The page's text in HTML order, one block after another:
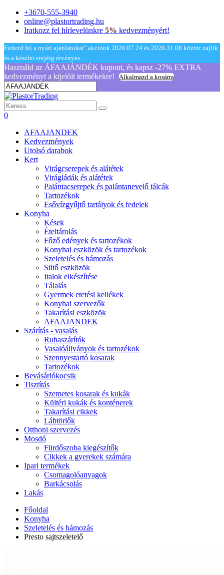
+3670-555-3940
online@plastortrading.hu
Iratkozz fel hírlevelünkre 5% kedvezményért!
Fedezd fel a nyári ajánlatokat" akciónk 2026.07.24 és 2026.31.08 között zajlik
és a készlet erejéig érvényes.
Használd az ÁFAAJÁNDÉK kupont, és kapsz -27% EXTRA
kedvezményt a kijelölt termékekre!
Alkalmazd a kosárra
0
AFAAJANDEK
Kedvezmények
Utolsó darabok
Kert
Virágcserepek és alátétek
Virágládák és alátétek
Palántacserepek és palántanevelő tálcák
Tartozékok
Esővízgyűjtő tartályok és fedelek
Konyha
Kések
Ételtárolás
Főző edények és tartozékok
Konyhai eszközök és tartozékok
Szeletelés és hámozás
Sütő eszközök
Italok elkészítése
Tálalás
Gyermek etetési kellékek
Konyhai szervezők
Takarítási eszközök
AFAAJANDEK
Szárítás - vasalás
Ruhaszárítók
Vasalóállványok és tartozékok
Szennyestartó kosarak
Tartozékok
Bevásárlókocsik
Tisztítás
Szemetes kosarak és kukák
Kültéri kukák és konténerek
Takarítási cikkek
Lábtörlők
Otthoni szervezés
Mosdó
Fürdőszoba kiegészítők
Cikkek a gyerekek számára
Ipari termékek
Csomagolóanyagok
Barkácsolás
Lakás
Főoldal
Konyha
Szeletelés és hámozás
Presto sajtszeletelő